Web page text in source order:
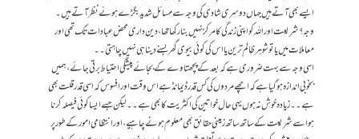
ایسے بھی آتے ہیں جہاں دوسری شادی کی وجہ سے مسائل شدید بگڑے ہوئے نظر آتے ہیں۔
وجہ ؟ شریعت اور اللہ کو اپنی زندگی کا مرکز نہیں بنا رکھا تھا، دین داری محض عبادات تک تھی اور
معاملات میں یا تو شوہر ظالم ترین یا اس کی کوئی بیوی گھر بسنے دینا ہی نہیں چاہتی۔۔
اسی وجہ سے بہت ضروری ہے کہ بعد کے پچھتاوے کے بجائے پیشگی احتیاط برتی جائے، ہمیں
بخوبی اندازہ ہو گیا ہے کہ اچھے مردوں کی کس قدر ڈیمانڈ ہے اس وقت اور افسوس کہ اسی قدر قلت بھی
ہے۔۔ زیادہ خوش نہ ہوں یہی حال خواتین کی اکثریت کا بھی ہے۔۔ لیکن جسے ایسا کوئی فیصلہ کرنا
ہو اسے شریعت کے ساتھ ساتھ زمینی حقائق بھی معلوم ہونے چاہیے، اور انتظامی امور کے طور پر